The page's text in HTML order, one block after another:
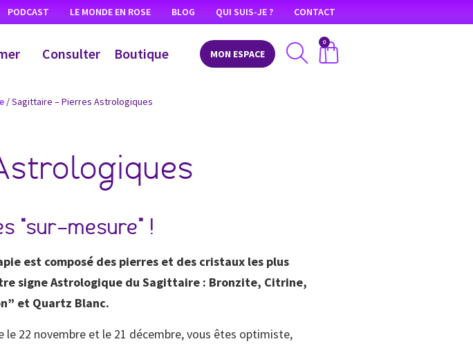
PODCAST LE MONDE EN ROSE BLOG QUI SUIS-JE ? CONTACT
Consulter Boutique MON ESPACE
0
/ Sagittaire – Pierres Astrologiques
“sur-mesure” !
est composé des pierres et des cristaux les plus
signe Astrologique du Sagittaire : Bronzite, Citrine,
et Quartz Blanc.
le 22 novembre et le 21 décembre, vous êtes optimiste,